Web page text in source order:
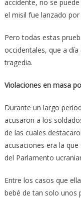
accidente, no se
el misil fue lanzado
Pero todas estas
occidentales, que a
tragedia.
Violaciones en masa
Durante un largo
acusaron a los
de las cuales
acusaciones era la
del Parlamento
Entre los casos que
bebé de tan solo unos